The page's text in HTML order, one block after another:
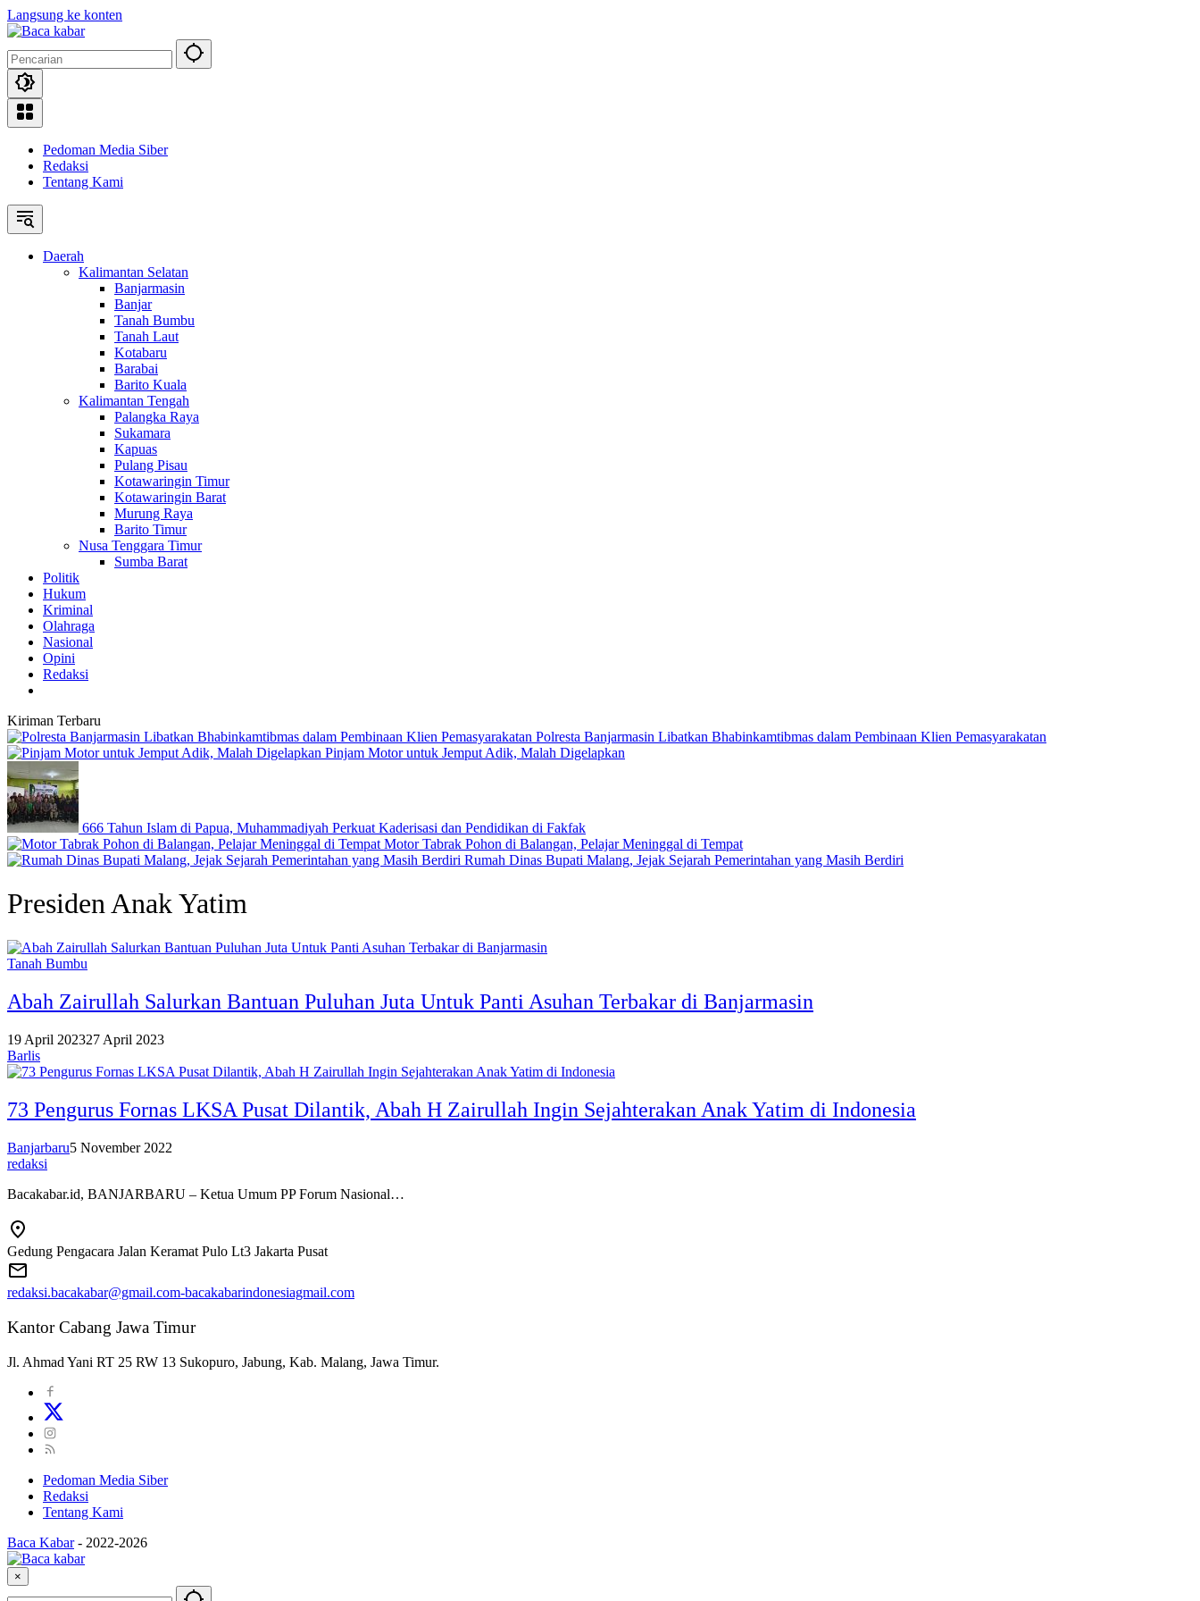
Langsung ke konten
Pedoman Media Siber
Redaksi
Tentang Kami
Daerah
Kalimantan Selatan
Banjarmasin
Banjar
Tanah Bumbu
Tanah Laut
Kotabaru
Barabai
Barito Kuala
Kalimantan Tengah
Palangka Raya
Sukamara
Kapuas
Pulang Pisau
Kotawaringin Timur
Kotawaringin Barat
Murung Raya
Barito Timur
Nusa Tenggara Timur
Sumba Barat
Politik
Hukum
Kriminal
Olahraga
Nasional
Opini
Redaksi
Kiriman Terbaru
Polresta Banjarmasin Libatkan Bhabinkamtibmas dalam Pembinaan Klien Pemasyarakatan
Pinjam Motor untuk Jemput Adik, Malah Digelapkan
666 Tahun Islam di Papua, Muhammadiyah Perkuat Kaderisasi dan Pendidikan di Fakfak
Motor Tabrak Pohon di Balangan, Pelajar Meninggal di Tempat
Rumah Dinas Bupati Malang, Jejak Sejarah Pemerintahan yang Masih Berdiri
Presiden Anak Yatim
Tanah Bumbu
Abah Zairullah Salurkan Bantuan Puluhan Juta Untuk Panti Asuhan Terbakar di Banjarmasin
19 April 202327 April 2023
Barlis
73 Pengurus Fornas LKSA Pusat Dilantik, Abah H Zairullah Ingin Sejahterakan Anak Yatim di Indonesia
Banjarbaru5 November 2022
redaksi
Bacakabar.id, BANJARBARU – Ketua Umum PP Forum Nasional…
Gedung Pengacara Jalan Keramat Pulo Lt3 Jakarta Pusat
redaksi.bacakabar@gmail.com-bacakabarindonesiagmail.com
Kantor Cabang Jawa Timur
Jl. Ahmad Yani RT 25 RW 13 Sukopuro, Jabung, Kab. Malang, Jawa Timur.
Pedoman Media Siber
Redaksi
Tentang Kami
Baca Kabar - 2022-2026
×